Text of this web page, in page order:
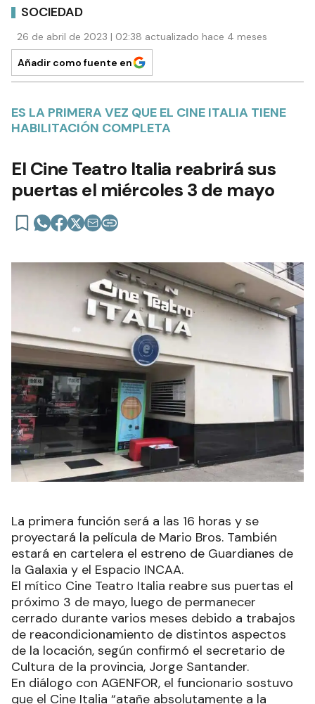
SOCIEDAD
26 de abril de 2023 | 02:38 actualizado hace 4 meses
Añadir como fuente en
ES LA PRIMERA VEZ QUE EL CINE ITALIA TIENE
HABILITACIÓN COMPLETA
El Cine Teatro Italia reabrirá sus
puertas el miércoles 3 de mayo
La primera función será a las 16 horas y se
proyectará la película de Mario Bros. También
estará en cartelera el estreno de Guardianes de
la Galaxia y el Espacio INCAA.
El mítico Cine Teatro Italia reabre sus puertas el
próximo 3 de mayo, luego de permanecer
cerrado durante varios meses debido a trabajos
de reacondicionamiento de distintos aspectos
de la locación, según confirmó el secretario de
Cultura de la provincia, Jorge Santander.
En diálogo con AGENFOR, el funcionario sostuvo
que el Cine Italia “atañe absolutamente a la